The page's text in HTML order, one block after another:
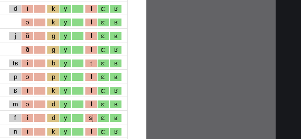
d i k y l ɛː ʁ
ɔ k y l ɛː ʁ
j ɑ̃ g y l ɛː ʁ
ɑ̃ g y l ɛː ʁ
tʁ i b y t ɛː ʁ
p ɔ p y l ɛː ʁ
ʁ i k y l ɛː ʁ
m ɔ d y l ɛː ʁ
f i d y sj ɛː ʁ
n i k y l ɛː ʁ